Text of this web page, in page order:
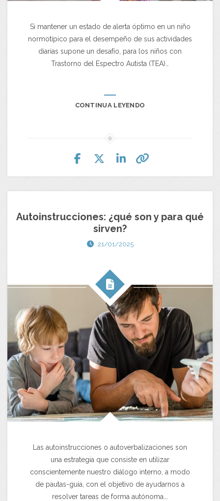
Si mantener un estado de alerta óptimo en un niño
normotípico para el desempeño de sus actividades
diarias supone un desafío, para los niños con
Trastorno del Espectro Autista (TEA)…
CONTINUA LEYENDO
Autoinstrucciones: ¿qué son y para qué
sirven?
21/01/2025
Las autoinstrucciones o autoverbalizaciones son
una estrategia que consiste en utilizar
conscientemente nuestro diálogo interno, a modo
de pautas-guía, con el objetivo de ayudarnos a
resolver tareas de forma autónoma….